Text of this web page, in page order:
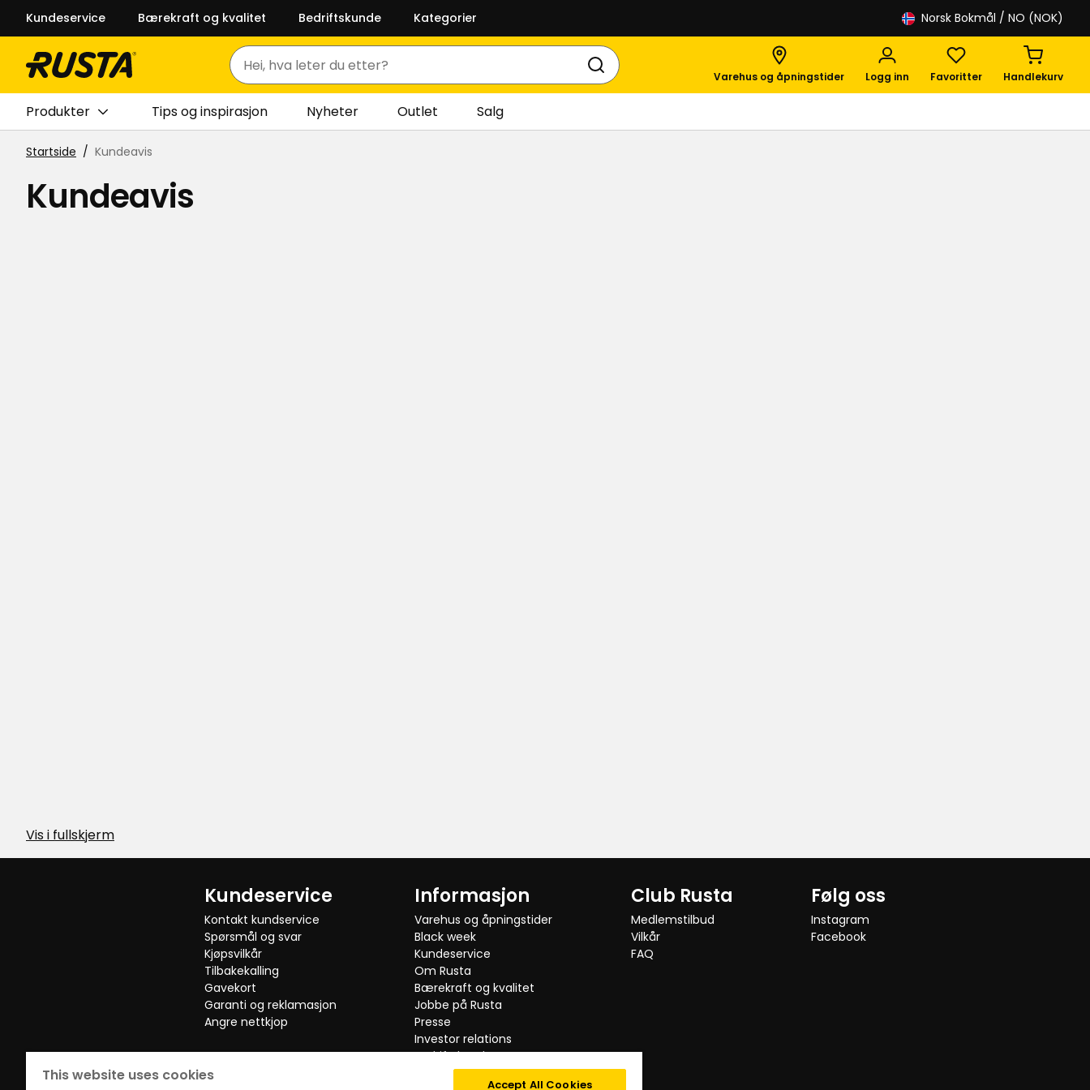
Kundeservice Bærekraft og kvalitet Bedriftskunde Kategorier Norsk Bokmål / NO (NOK)
Søk Varehus og åpningstider Logg inn Favoritter Handlekurv
Produkter Tips og inspirasjon Nyheter Outlet Salg
Startside Kundeavis
Kundeavis
Vis i fullskjerm
Kundeservice
Kontakt kundservice
Spørsmål og svar
Kjøpsvilkår
Tilbakekalling
Gavekort
Garanti og reklamasjon
Angre nettkjop
Informasjon
Varehus og åpningstider
Black week
Kundeservice
Om Rusta
Bærekraft og kvalitet
Jobbe på Rusta
Presse
Investor relations
Bedriftskunde
Testede produkter
Club Rusta
Medlemstilbud
Vilkår
FAQ
Følg oss
Instagram
Facebook
This website uses cookies
Accept All Cookies